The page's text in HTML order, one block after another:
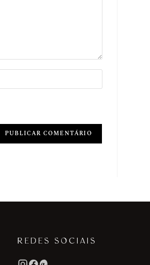
REDES SOCIAIS